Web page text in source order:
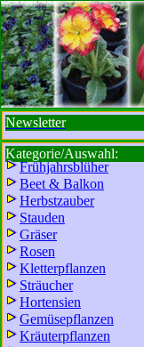
sbisbbib
Newsletter
Kategorie/Auswahl:
Frühjahrsblüher
Beet & Balkon
Herbstzauber
Stauden
Gräser
Rosen
Kletterpflanzen
Sträucher
Hortensien
Gemüsepflanzen
Kräuterpflanzen